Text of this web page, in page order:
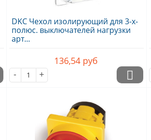
DKC Чехол изолирующий для 3-х-
полюс. выключателей нагрузки
арт...
136,54 руб
-
+